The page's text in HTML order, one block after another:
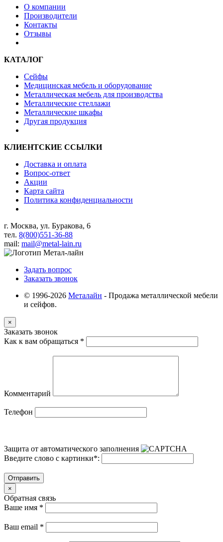
О компании
Производители
Контакты
Отзывы
КАТАЛОГ
Сейфы
Медицинская мебель и оборудование
Металлическая мебель для производства
Металлические стеллажи
Металлические шкафы
Другая продукция
КЛИЕНТСКИЕ ССЫЛКИ
Доставка и оплата
Вопрос-ответ
Акции
Карта сайта
Политика конфиденциальности
г. Москва, ул. Буракова, 6
тел. 8(800)551-36-88
mail: mail@metal-lain.ru
Задать вопрос
Заказать звонок
© 1996-2026 Металайн - Продажа металлической мебели
и сейфов.
×
Заказать звонок
Как к вам обращаться *
Комментарий
Телефон
Защита от автоматического заполнения
Введите слово с картинки*:
Отправить
×
Обратная связь
Ваше имя *
Ваш email *